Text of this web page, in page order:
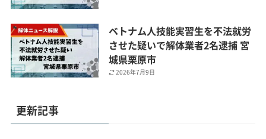
ベトナム人技能実習生を不法就労
させた疑いで解体業者2名逮捕 宮
城県栗原市
2026年7月9日
更新記事